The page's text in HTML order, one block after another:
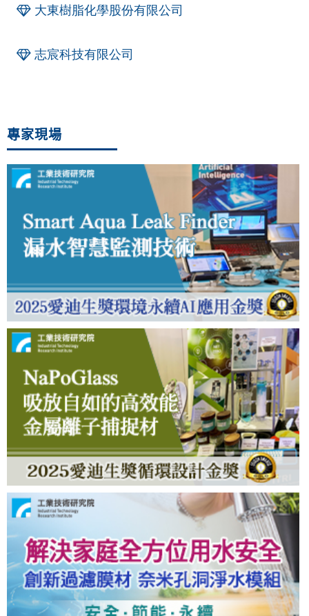
大東樹脂化學股份有限公司
志宸科技有限公司
專家現場